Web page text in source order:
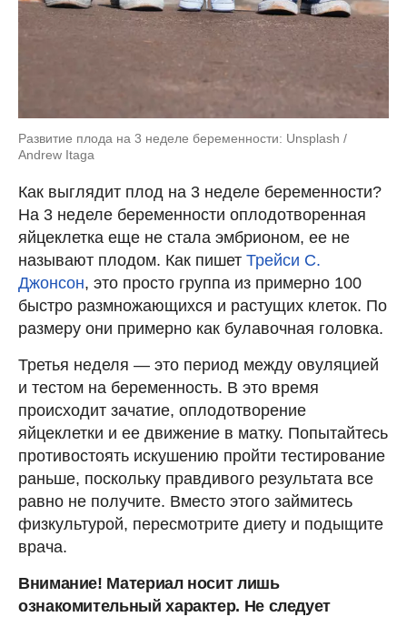
Развитие плода на 3 неделе беременности: Unsplash /
Andrew Itaga
Как выглядит плод на 3 неделе беременности?
На 3 неделе беременности оплодотворенная
яйцеклетка еще не стала эмбрионом, ее не
называют плодом. Как пишет Трейси С.
Джонсон, это просто группа из примерно 100
быстро размножающихся и растущих клеток. По
размеру они примерно как булавочная головка.
Третья неделя — это период между овуляцией
и тестом на беременность. В это время
происходит зачатие, оплодотворение
яйцеклетки и ее движение в матку. Попытайтесь
противостоять искушению пройти тестирование
раньше, поскольку правдивого результата все
равно не получите. Вместо этого займитесь
физкультурой, пересмотрите диету и подыщите
врача.
Внимание! Материал носит лишь
ознакомительный характер. Не следует